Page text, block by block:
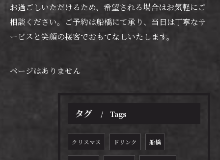
お過ごしいただけるため、希望される場合はお気軽にご
相談ください。ご予約は船橋にて承り、当日は丁寧なサ
ービスと笑顔の接客でおもてなしいたします。
ページはありません
タグ Tags
クリスマス ドリンク 船橋